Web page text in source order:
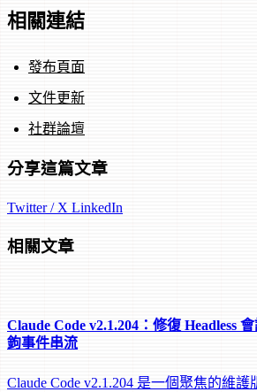
相關連結
發布頁面
文件更新
社群論壇
分享這篇文章
Twitter / X LinkedIn
相關文章
Claude Code v2.1.204：修復 Headless
鉤事件串流
Claude Code v2.1.204 是一個聚焦的維護